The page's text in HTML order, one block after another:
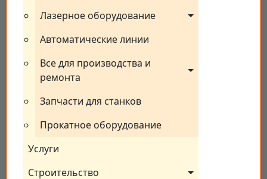
Лазерное оборудование
Автоматические линии
Все для производства и
ремонта
Запчасти для станков
Прокатное оборудование
Услуги
Строительство